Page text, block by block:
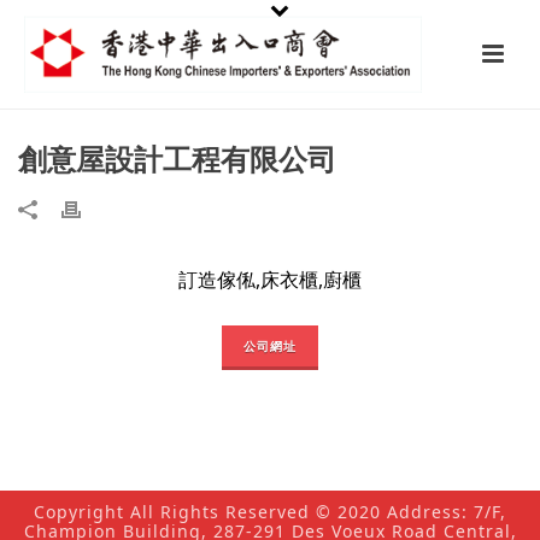
創意屋設計工程有限公司
訂造傢俬,床衣櫃,廚櫃
公司網址
Copyright All Rights Reserved © 2020 Address: 7/F,
Champion Building, 287-291 Des Voeux Road Central,